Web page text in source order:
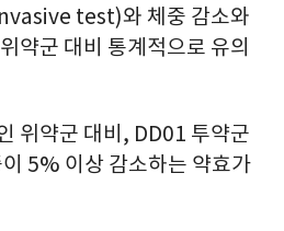
test)와 체중 감소와
약군 대비 통계적으로 유의
위약군 대비, DD01 투약군
5% 이상 감소하는 약효가